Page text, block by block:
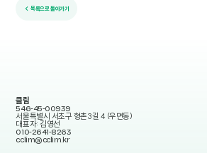
← 목록으로 돌아가기
클림
546-45-00939
서울특별시 서초구 형촌3길 4 (우면동)
대표자: 김영선
010-2641-8263
cclim@cclim.kr